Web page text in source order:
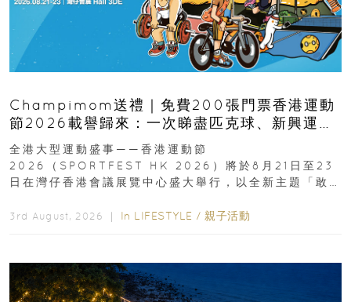
Champimom送禮｜免費200張門票香港運動
節2026載譽歸來：一次睇盡匹克球、新興運
動、街舞比賽＋逾百運動品牌展覽
全港大型運動盛事——香港運動節
2026（SPORTFEST HK 2026）將於8月21日至23
日在灣仔香港會議展覽中心盛大舉行，以全新主題「敢
3rd August, 2026 ｜ In LIFESTYLE / 親子活動